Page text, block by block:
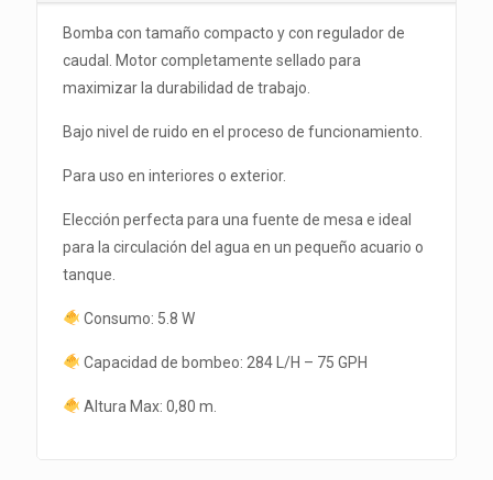
Bomba con tamaño compacto y con regulador de
caudal. Motor completamente sellado para
maximizar la durabilidad de trabajo.
Bajo nivel de ruido en el proceso de funcionamiento.
Para uso en interiores o exterior.
Elección perfecta para una fuente de mesa e ideal
para la circulación del agua en un pequeño acuario o
tanque.
Consumo: 5.8 W
Capacidad de bombeo: 284 L/H – 75 GPH
Altura Max: 0,80 m.